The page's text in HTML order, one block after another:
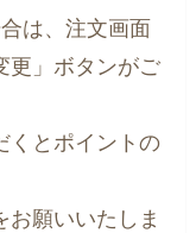
は、注文画面
更」ボタンがご
くとポイントの
お願いいたしま